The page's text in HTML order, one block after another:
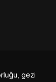
, gezi